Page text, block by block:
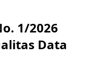
1/2026
Data